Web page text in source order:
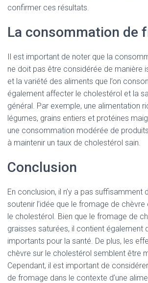
confirmer ces résultats.
La consommation de
Il est important de noter que la
ne doit pas être considérée de manière
et la variété des aliments que l’on
également affecter le cholestérol et la
général. Par exemple, une alimentation
légumes, grains entiers et protéines
une consommation modérée de
à maintenir un taux de cholestérol sain.
Conclusion
En conclusion, il n’y a pas suffisamment
soutenir l’idée que le fromage de
le cholestérol. Bien que le fromage de
graisses saturées, il contient également
importants pour la santé. De plus, les
chèvre sur le cholestérol semblent être
Cependant, il est important de
de fromage dans le contexte d’une